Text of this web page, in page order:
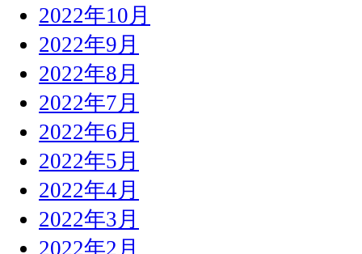
2022年10月
2022年9月
2022年8月
2022年7月
2022年6月
2022年5月
2022年4月
2022年3月
2022年2月